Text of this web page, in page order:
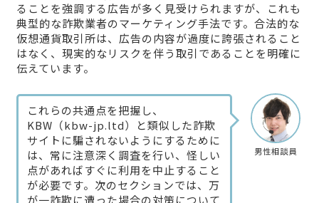
ることを強調する広告が多く見受けられますが、これも
典型的な詐欺業者のマーケティング手法です。合法的な
仮想通貨取引所は、広告の内容が過度に誇張されること
はなく、現実的なリスクを伴う取引であることを明確に
伝えています。
男性相談員
これらの共通点を把握し、
KBW（kbw-jp.ltd）と類似した詐欺
サイトに騙されないようにするために
は、常に注意深く調査を行い、怪しい
点があればすぐに利用を中止すること
が必要です。次のセクションでは、万